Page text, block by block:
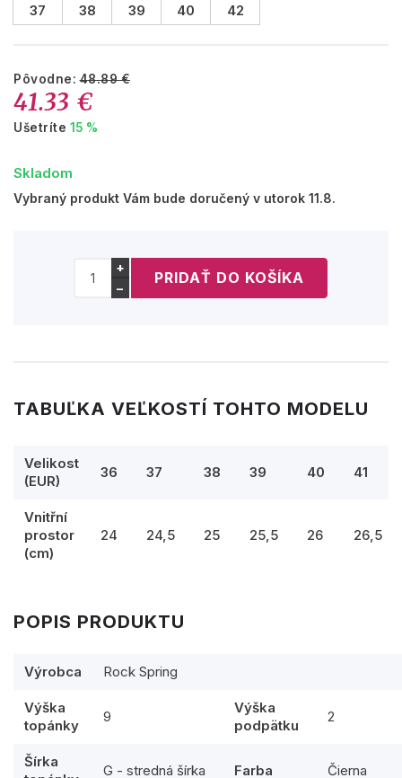
37 38 39 40 42
Pôvodne:48.89 €
41.33 €
Ušetríte 15 %
Skladom
Vybraný produkt Vám bude doručený v utorok 11.8.
+
−
TABUĽKA VEĽKOSTÍ TOHTO MODELU
Velikost
(EUR)
36 37 38 39 40 41
Vnitřní
prostor
(cm)
24 24,5 25 25,5 26 26,5
POPIS PRODUKTU
Výrobca Rock Spring
Výška
topánky
9
Výška
podpätku
2
Šírka
G - stredná šírka Farba Čierna